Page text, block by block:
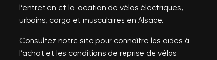
l’entretien et la location de vélos électriques,
urbains, cargo et musculaires en Alsace.
Consultez notre site pour connaître les aides à
l’achat et les conditions de reprise de vélos